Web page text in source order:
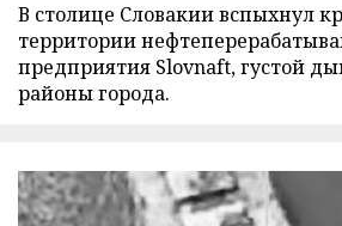
В столице Словакии вспыхнул
территории
предприятия Slovnaft, густой
районы города.